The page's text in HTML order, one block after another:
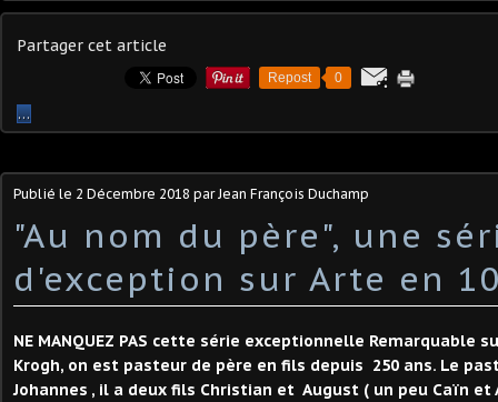
Partager cet article
Repost 0
…
Publié le 2 Décembre 2018 par Jean François Duchamp
"Au nom du père", une
d'exception sur Arte en
NE MANQUEZ PAS cette série exceptionnelle Remarquable
Krogh, on est pasteur de père en fils depuis 250 ans. Le
Johannes , il a deux fils Christian et August ( un peu Caïn